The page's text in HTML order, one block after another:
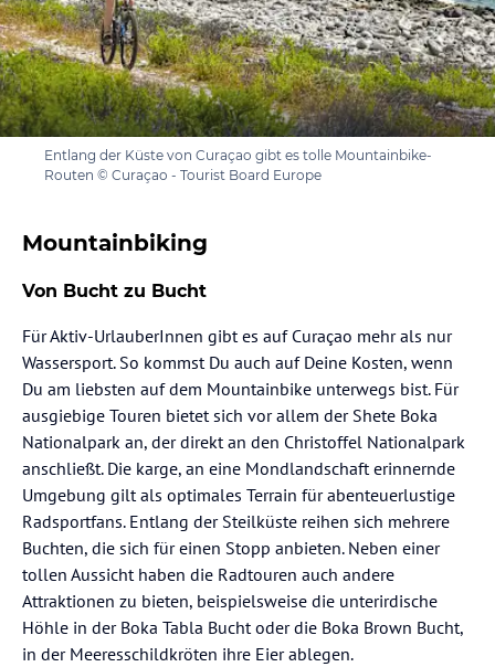
Entlang der Küste von Curaçao gibt es tolle Mountainbike-
Routen © Curaçao - Tourist Board Europe
Mountainbiking
Von Bucht zu Bucht
Für Aktiv-UrlauberInnen gibt es auf Curaçao mehr als nur
Wassersport. So kommst Du auch auf Deine Kosten, wenn
Du am liebsten auf dem Mountainbike unterwegs bist. Für
ausgiebige Touren bietet sich vor allem der Shete Boka
Nationalpark an, der direkt an den Christoffel Nationalpark
anschließt. Die karge, an eine Mondlandschaft erinnernde
Umgebung gilt als optimales Terrain für abenteuerlustige
Radsportfans. Entlang der Steilküste reihen sich mehrere
Buchten, die sich für einen Stopp anbieten. Neben einer
tollen Aussicht haben die Radtouren auch andere
Attraktionen zu bieten, beispielsweise die unterirdische
Höhle in der Boka Tabla Bucht oder die Boka Brown Bucht,
in der Meeresschildkröten ihre Eier ablegen.